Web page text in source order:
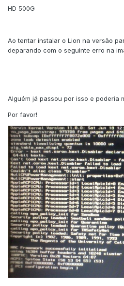
HD 500G
Ao tentar instalar o Lion na versão
deparando com o seguinte erro na
Alguém já passou por isso e poderia
Por favor!